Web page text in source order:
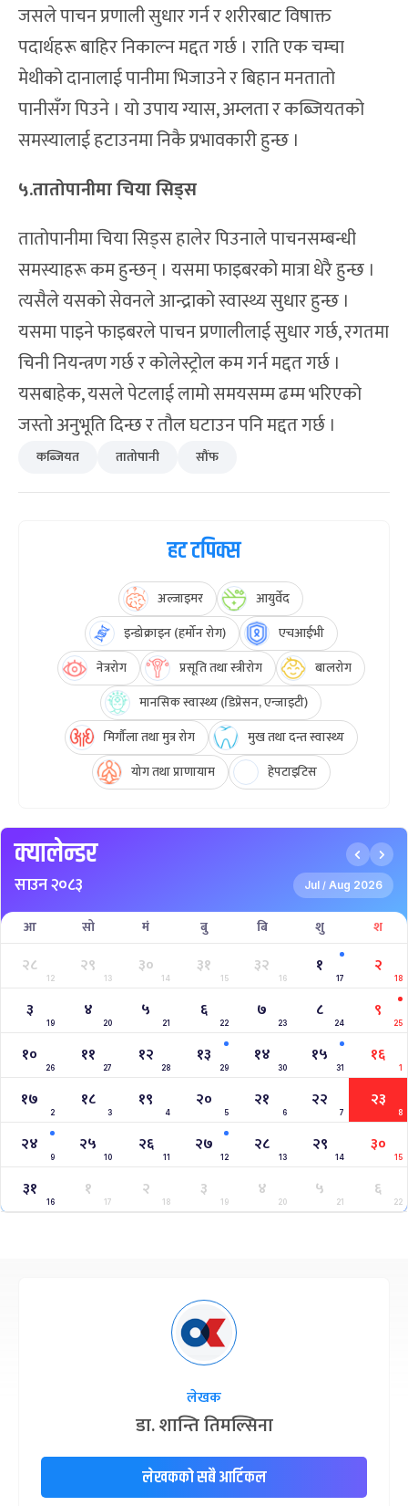
जसले पाचन प्रणाली सुधार गर्न र शरीरबाट विषाक्त
पदार्थहरू बाहिर निकाल्न मद्दत गर्छ । राति एक चम्चा
मेथीको दानालाई पानीमा भिजाउने र बिहान मनतातो
पानीसँग पिउने । यो उपाय ग्यास, अम्लता र कब्जियतको
समस्यालाई हटाउनमा निकै प्रभावकारी हुन्छ ।
५.तातोपानीमा चिया सिड्स
तातोपानीमा चिया सिड्स हालेर पिउनाले पाचनसम्बन्धी
समस्याहरू कम हुन्छन् । यसमा फाइबरको मात्रा धेरै हुन्छ ।
त्यसैले यसको सेवनले आन्द्राको स्वास्थ्य सुधार हुन्छ ।
यसमा पाइने फाइबरले पाचन प्रणालीलाई सुधार गर्छ, रगतमा
चिनी नियन्त्रण गर्छ र कोलेस्ट्रोल कम गर्न मद्दत गर्छ ।
यसबाहेक, यसले पेटलाई लामो समयसम्म ढम्म भरिएको
जस्तो अनुभूति दिन्छ र तौल घटाउन पनि मद्दत गर्छ ।
कब्जियत तातोपानी सौंफ
हट टपिक्स
अल्जाइमर
आयुर्वेद
इन्डोक्राइन (हर्मोन रोग)
एचआईभी
नेत्ररोग
प्रसूति तथा स्त्रीरोग
बालरोग
मानसिक स्वास्थ्य (डिप्रेसन, एन्जाइटी)
मिर्गौला तथा मुत्र रोग
मुख तथा दन्त स्वास्थ्य
योग तथा प्राणायाम
हेपटाइटिस
क्यालेन्डर
साउन २०८३ Jul / Aug 2026
आ सो मं बु बि शु श
२८
12
२९
13
३०
14
३१
15
३२
16
१
17
२
18
३
19
४
20
५
21
६
22
७
23
८
24
९
25
१०
26
११
27
१२
28
१३
29
१४
30
१५
31
१६
1
१७
2
१८
3
१९
4
२०
5
२१
6
२२
7
२३
8
२४
9
२५
10
२६
11
२७
12
२८
13
२९
14
३०
15
३१
16
१
17
२
18
३
19
४
20
५
21
६
22
लेखक
डा. शान्ति तिमल्सिना
लेखकको सबै आर्टिकल